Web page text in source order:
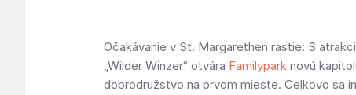
Očakávanie v St. Margarethen rastie: S
„Wilder Winzer“ otvára Familypark novú
dobrodružstvo na prvom mieste. Celkovo sa